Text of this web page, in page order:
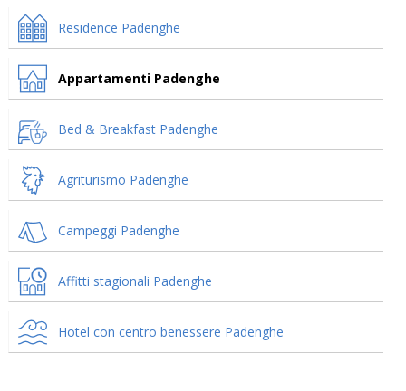
Residence Padenghe
Appartamenti Padenghe
Bed & Breakfast Padenghe
Agriturismo Padenghe
Campeggi Padenghe
Affitti stagionali Padenghe
Hotel con centro benessere Padenghe